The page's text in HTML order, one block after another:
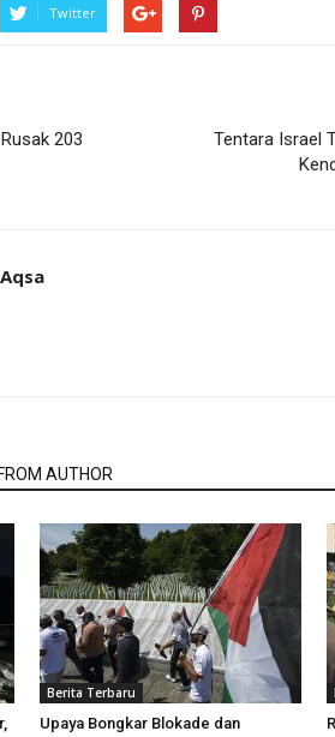
Twitter
203
Tentara Israel
AUTHOR
Berita Terbaru
Upaya Bongkar Blokade dan